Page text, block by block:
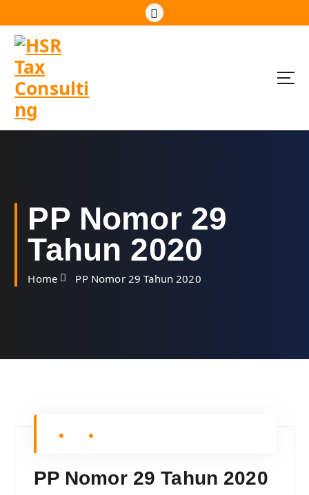
k
n
PP Nomor 29
Tahun 2020
Home PP Nomor 29 Tahun 2020
PP Nomor 29 Tahun 2020